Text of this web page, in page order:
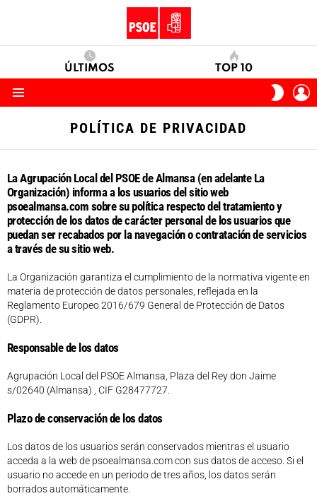
ÚLTIMOS TOP 10
SKIN
POLÍTICA DE PRIVACIDAD
La Agrupación Local del PSOE de Almansa (en adelante La
Organización) informa a los usuarios del sitio web
psoealmansa.com sobre su política respecto del tratamiento y
protección de los datos de carácter personal de los usuarios que
puedan ser recabados por la navegación o contratación de servicios
a través de su sitio web.
La Organización garantiza el cumplimiento de la normativa vigente en
materia de protección de datos personales, reflejada en la
Reglamento Europeo 2016/679 General de Protección de Datos
(GDPR).
Responsable de los datos
Agrupación Local del PSOE Almansa, Plaza del Rey don Jaime
s/02640 (Almansa) , CIF G28477727.
Plazo de conservación de los datos
Los datos de los usuarios serán conservados mientras el usuario
acceda a la web de psoealmansa.com con sus datos de acceso. Si el
usuario no accede en un periodo de tres años, los datos serán
borrados automáticamente.